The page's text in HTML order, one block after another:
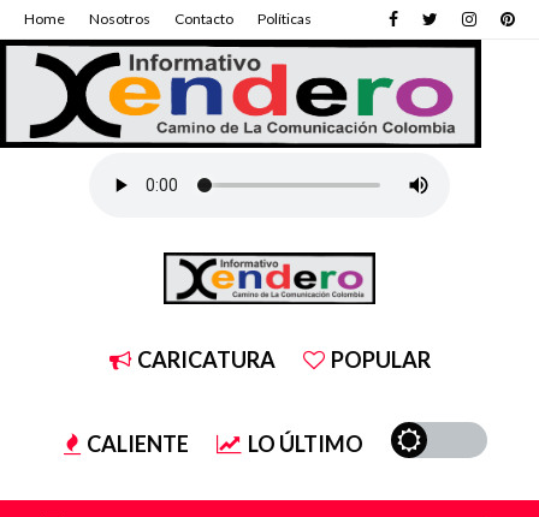
Home Nosotros Contacto Políticas
CARICATURA POPULAR
CALIENTE LO ÚLTIMO